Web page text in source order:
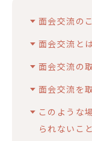
面会交流の
面会交流と
面会交流の
面会交流を
このような
られないこ